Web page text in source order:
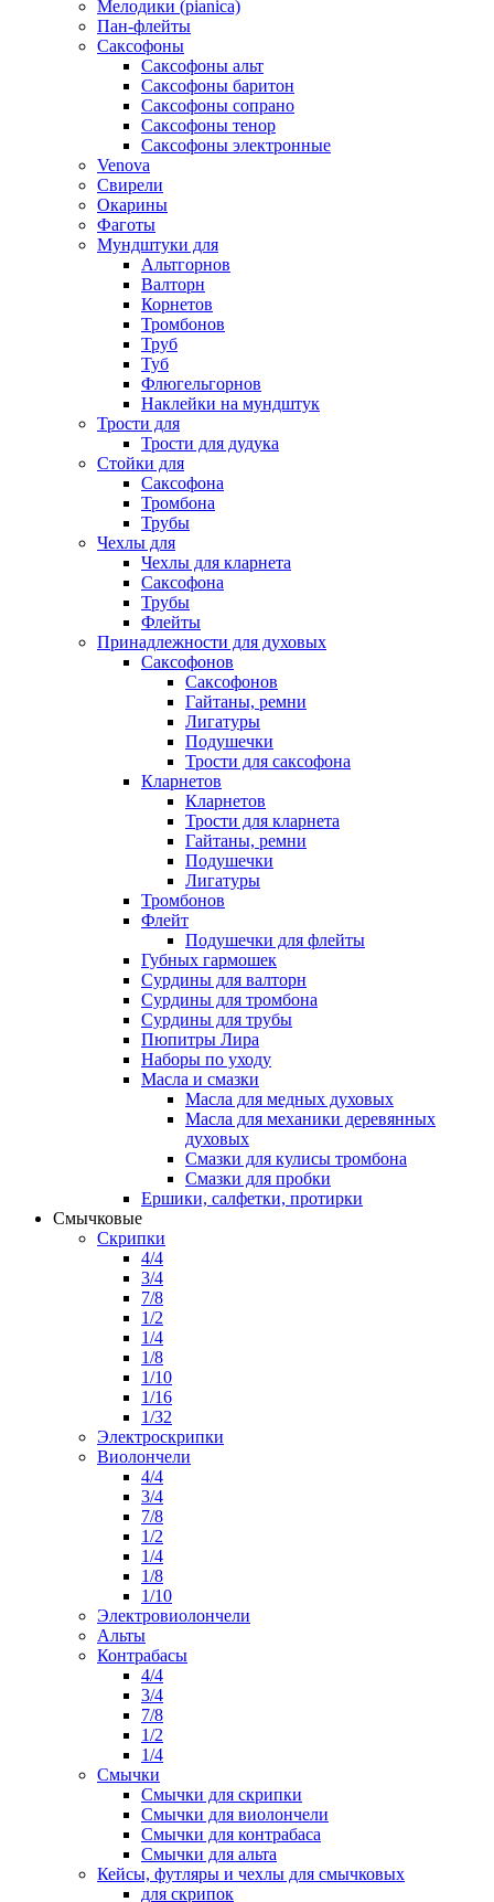
Мелодики (pianica)
Пан-флейты
Саксофоны
Саксофоны альт
Саксофоны баритон
Саксофоны сопрано
Саксофоны тенор
Саксофоны электронные
Venova
Свирели
Окарины
Фаготы
Мундштуки для
Альтгорнов
Валторн
Корнетов
Тромбонов
Труб
Туб
Флюгельгорнов
Наклейки на мундштук
Трости для
Трости для дудука
Стойки для
Саксофона
Тромбона
Трубы
Чехлы для
Чехлы для кларнета
Саксофона
Трубы
Флейты
Принадлежности для духовых
Саксофонов
Саксофонов
Гайтаны, ремни
Лигатуры
Подушечки
Трости для саксофона
Кларнетов
Кларнетов
Трости для кларнета
Гайтаны, ремни
Подушечки
Лигатуры
Тромбонов
Флейт
Подушечки для флейты
Губных гармошек
Сурдины для валторн
Сурдины для тромбона
Сурдины для трубы
Пюпитры Лира
Наборы по уходу
Масла и смазки
Масла для медных духовых
Масла для механики деревянных
духовых
Смазки для кулисы тромбона
Смазки для пробки
Ершики, салфетки, протирки
Смычковые
Скрипки
4/4
3/4
7/8
1/2
1/4
1/8
1/10
1/16
1/32
Электроскрипки
Виолончели
4/4
3/4
7/8
1/2
1/4
1/8
1/10
Электровиолончели
Альты
Контрабасы
4/4
3/4
7/8
1/2
1/4
Смычки
Смычки для скрипки
Смычки для виолончели
Смычки для контрабаса
Смычки для альта
Кейсы, футляры и чехлы для смычковых
для скрипок